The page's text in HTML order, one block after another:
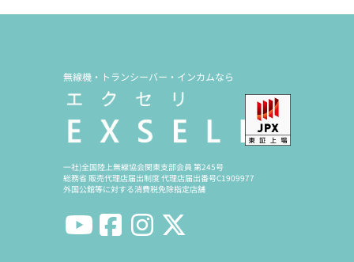
無線機・トランシーバー・インカムなら
一社)全国陸上無線協会関東支部会員 第245号
総務省 販売代理店届出制度 代理店届出番号C1909977
外国公館等に対する消費税免除指定店舗